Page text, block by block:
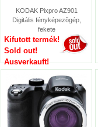
KODAK Pixpro AZ901
Digitális fényképezõgép,
fekete
Kifutott termék!
Sold out!
Ausverkauft!